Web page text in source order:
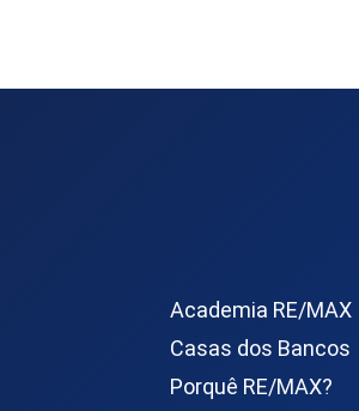
Academia RE/MAX
Casas dos Bancos
Porquê RE/MAX?